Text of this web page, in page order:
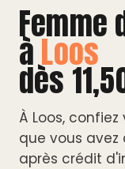
Femme
àLoos
dès
À Loos,
que vous avez
après crédit